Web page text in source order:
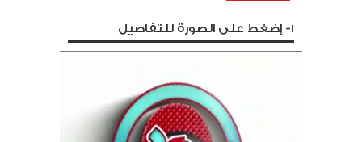
1- إضغط على الصورة للتفاصيل